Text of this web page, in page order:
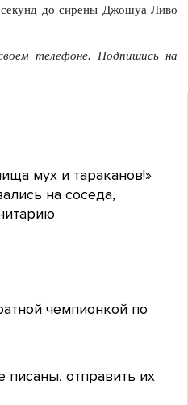
до сирены Джошуа Ливо
телефоне. Подпишись на
мух и тараканов!»
на соседа,
чемпионкой по
писаны, отправить их